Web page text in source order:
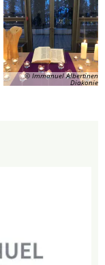
© Immanuel Albertinen
Diakonie